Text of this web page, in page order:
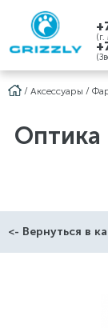
/ Аксессуары /
Оптика
<- Вернуться в